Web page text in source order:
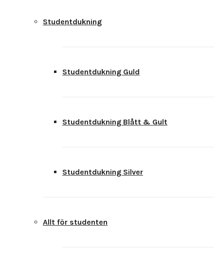
Studentdukning
Studentdukning Guld
Studentdukning Blått & Gult
Studentdukning Silver
Allt för studenten